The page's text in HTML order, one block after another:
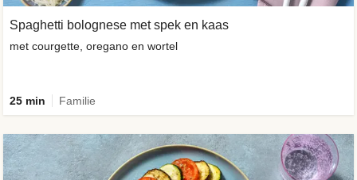
Spaghetti bolognese met spek en kaas
met courgette, oregano en wortel
25 min Familie